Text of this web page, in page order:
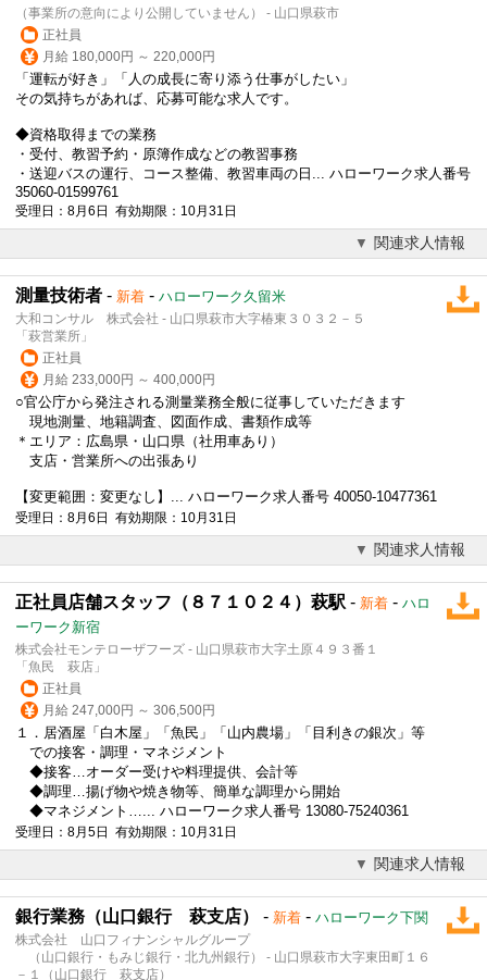
（事業所の意向により公開していません） - 山口県萩市
正社員
月給 180,000円 ～ 220,000円
「運転が好き」「人の成長に寄り添う仕事がしたい」
その気持ちがあれば、応募可能な求人です。
◆資格取得までの業務
・受付、教習予約・原簿作成などの教習事務
・送迎バスの運行、コース整備、教習車両の日... ハローワーク求人番号
35060-01599761
受理日：8月6日 有効期限：10月31日
関連求人情報
測量技術者 - 新着 - ハローワーク久留米
大和コンサル 株式会社 - 山口県萩市大字椿東３０３２－５
「萩営業所」
正社員
月給 233,000円 ～ 400,000円
○官公庁から発注される測量業務全般に従事していただきます
現地測量、地籍調査、図面作成、書類作成等
＊エリア：広島県・山口県（社用車あり）
支店・営業所への出張あり
【変更範囲：変更なし】... ハローワーク求人番号 40050-10477361
受理日：8月6日 有効期限：10月31日
関連求人情報
正社員店舗スタッフ（８７１０２４）萩駅 - 新着 - ハロ
ーワーク新宿
株式会社モンテローザフーズ - 山口県萩市大字土原４９３番１
「魚民 萩店」
正社員
月給 247,000円 ～ 306,500円
１．居酒屋「白木屋」「魚民」「山内農場」「目利きの銀次」等
での接客・調理・マネジメント
◆接客…オーダー受けや料理提供、会計等
◆調理…揚げ物や焼き物等、簡単な調理から開始
◆マネジメント…... ハローワーク求人番号 13080-75240361
受理日：8月5日 有効期限：10月31日
関連求人情報
銀行業務（山口銀行 萩支店） - 新着 - ハローワーク下関
株式会社 山口フィナンシャルグループ
（山口銀行・もみじ銀行・北九州銀行） - 山口県萩市大字東田町１６
－１（山口銀行 萩支店）